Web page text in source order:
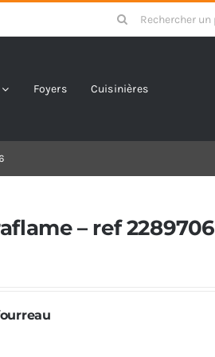
Search
for:
Foyers Cuisinières
– ref 2289706